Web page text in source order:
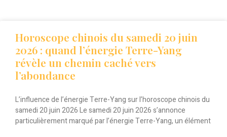
Horoscope chinois du samedi 20 juin
2026 : quand l’énergie Terre-Yang
révèle un chemin caché vers
l’abondance
L’influence de l’énergie Terre-Yang sur l’horoscope chinois du
samedi 20 juin 2026 Le samedi 20 juin 2026 s’annonce
particulièrement marqué par l’énergie Terre-Yang, un élément